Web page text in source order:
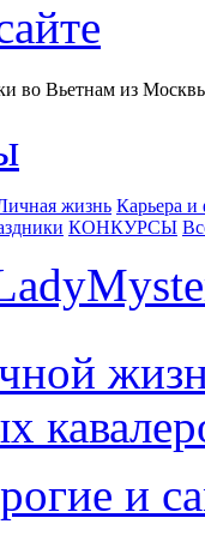
во Вьетнам из
жизнь Карьера
КОНКУРСЫ
и